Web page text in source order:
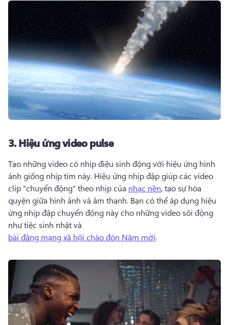
3.Hiệu ứng video pulse
Tạo những video có nhịp điệu sinh động với hiệu ứng hình
ảnh giống nhịp tim này. Hiệu ứng nhịp đập giúp các video
clip "chuyển động" theo nhịp của nhạc nền, tạo sự hòa
quyện giữa hình ảnh và âm thanh. Bạn có thể áp dụng hiệu
ứng nhịp đập chuyển động này cho những video sôi động
như tiệc sinh nhật và
bài đăng mạng xã hội chào đón Năm mới.